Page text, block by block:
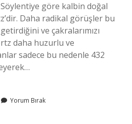
göre kalbin doğal
Daha radikal görüşler bu
ve çakralarımızı
daha huzurlu ve
sadece bu nedenle 432
Yorum Bırak